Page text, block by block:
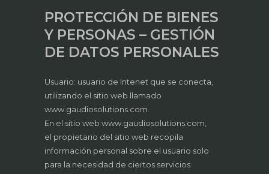
PROTECCIÓN DE BIENES
Y PERSONAS – GESTIÓN
DE DATOS PERSONALES
Usuario: usuario de Intenet que se conecta,
utilizando el sitio web llamado
www.gaudiosolutions.com.
En el sitio web www.gaudiosolutions.com,
el propietario del sitio web recopila
información personal sobre el usuario solo
para la necesidad de ciertos servicios